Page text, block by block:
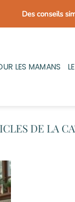
Des conseils
LES MAMANS